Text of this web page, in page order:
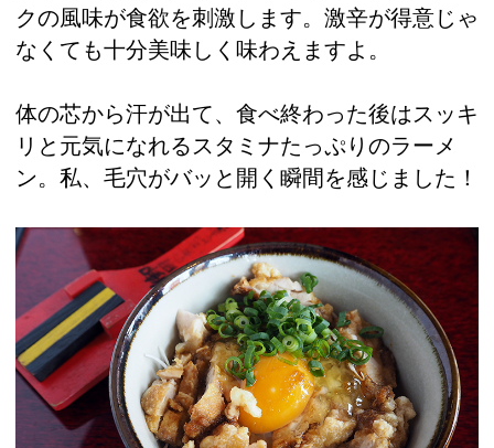
クの風味が食欲を刺激します。激辛が得意じゃ
なくても十分美味しく味わえますよ。
体の芯から汗が出て、食べ終わった後はスッキ
リと元気になれるスタミナたっぷりのラーメ
ン。私、毛穴がバッと開く瞬間を感じました！